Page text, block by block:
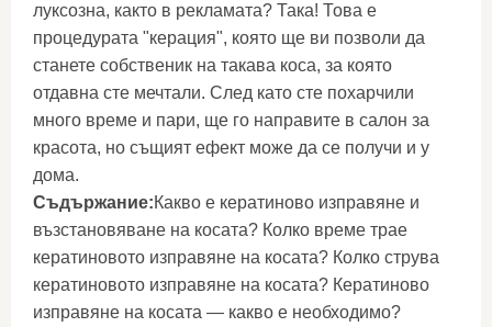
луксозна, както в рекламата? Така! Това е
процедурата "керация", която ще ви позволи да
станете собственик на такава коса, за която
отдавна сте мечтали. След като сте похарчили
много време и пари, ще го направите в салон за
красота, но същият ефект може да се получи и у
дома.
Съдържание:Какво е кератиново изправяне и
възстановяване на косата? Колко време трае
кератиновото изправяне на косата? Колко струва
кератиновото изправяне на косата? Кератиново
изправяне на косата — какво е необходимо?